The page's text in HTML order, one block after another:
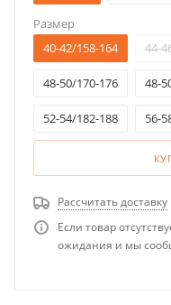
Размер
40-42/158-164
44-
48-50/170-176 48-
52-54/182-188 56-
Рассчитать доставку
Если товар
ожидания и мы